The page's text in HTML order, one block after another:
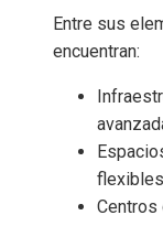
Entre sus
encuentran:
Centros